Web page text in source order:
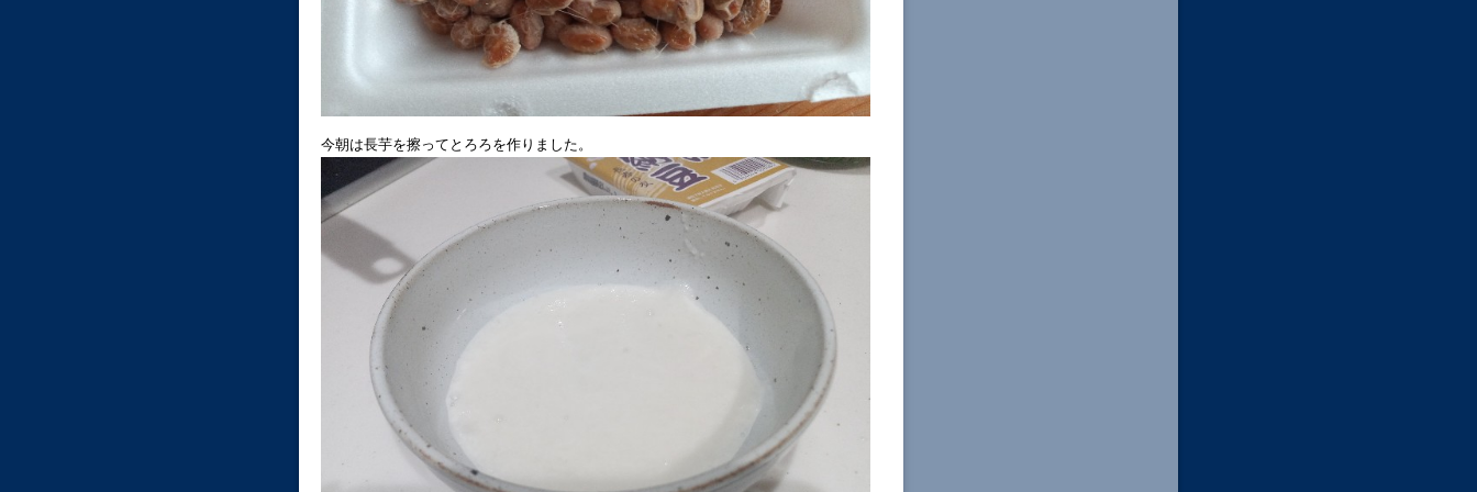
今朝は長芋を擦ってとろろを作りました。